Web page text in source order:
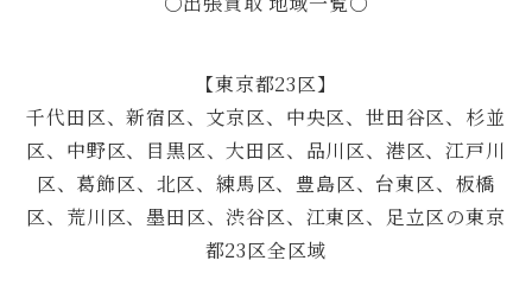
【東京都23区】
千代田区、新宿区、文京区、中央区、世田谷区、杉並
区、中野区、目黒区、大田区、品川区、港区、江戸川
区、葛飾区、北区、練馬区、豊島区、台東区、板橋
区、荒川区、墨田区、渋谷区、江東区、足立区の東京
都23区全区域